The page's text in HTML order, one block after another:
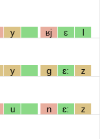
y ʁj ɛ l
y g ɛː z
u n ɛː z